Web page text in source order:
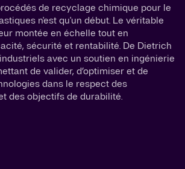
de recyclage chimique pour le
n'est qu'un début. Le véritable
montée en échelle tout en
sécurité et rentabilité. De Dietrich
avec un soutien en ingénierie
de valider, d’optimiser et de
dans le respect des
des objectifs de durabilité.